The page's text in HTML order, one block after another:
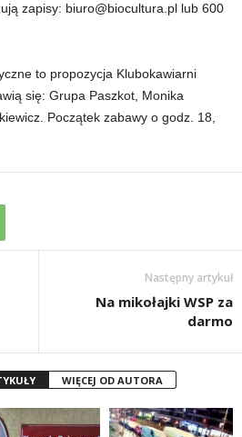
zapisy: biuro@biocultura.pl lub 600
to propozycja Klubokawiarni
się: Grupa Paszkot, Monika
Początek zabawy o godz. 18,
Następny artykuł
Na mikołajki WSP za
darmo
WIĘCEJ OD AUTORA